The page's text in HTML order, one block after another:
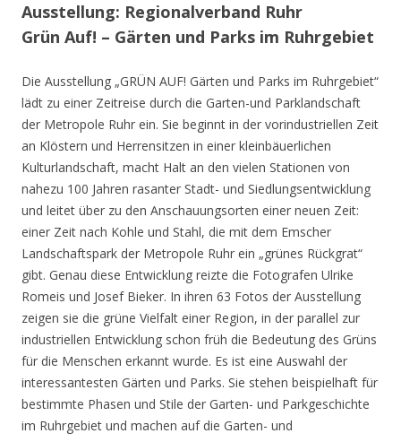
Ausstellung: Regionalverband Ruhr
Grün Auf! – Gärten und Parks im Ruhrgebiet
Die Ausstellung „GRÜN AUF! Gärten und Parks im Ruhrgebiet“
lädt zu einer Zeitreise durch die Garten-und Parklandschaft
der Metropole Ruhr ein. Sie beginnt in der vorindustriellen Zeit
an Klöstern und Herrensitzen in einer kleinbäuerlichen
Kulturlandschaft, macht Halt an den vielen Stationen von
nahezu 100 Jahren rasanter Stadt- und Siedlungsentwicklung
und leitet über zu den Anschauungsorten einer neuen Zeit:
einer Zeit nach Kohle und Stahl, die mit dem Emscher
Landschaftspark der Metropole Ruhr ein „grünes Rückgrat“
gibt. Genau diese Entwicklung reizte die Fotografen Ulrike
Romeis und Josef Bieker. In ihren 63 Fotos der Ausstellung
zeigen sie die grüne Vielfalt einer Region, in der parallel zur
industriellen Entwicklung schon früh die Bedeutung des Grüns
für die Menschen erkannt wurde. Es ist eine Auswahl der
interessantesten Gärten und Parks. Sie stehen beispielhaft für
bestimmte Phasen und Stile der Garten- und Parkgeschichte
im Ruhrgebiet und machen auf die Garten- und